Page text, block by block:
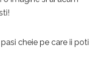
cheie pe care ii poti